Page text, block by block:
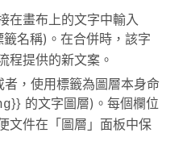
在畫布上的文字中輸入
名稱)。在合併時，該字
程提供的新文案。
，使用標籤為圖層本身命
}} 的文字圖層)。每個欄位
文件在「圖層」面板中保